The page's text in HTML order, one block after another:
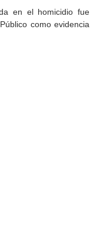
en el homicidio fue
como evidencia